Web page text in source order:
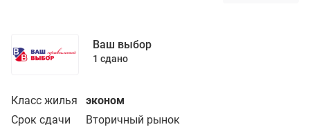
Ваш выбор
1 сдано
Класс жилья эконом
Срок сдачи
Вторичный рынок